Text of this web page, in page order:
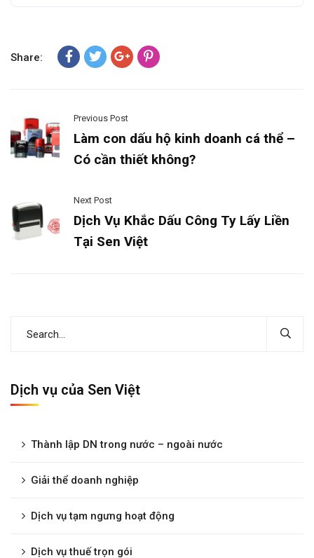
Share:
Previous Post
Làm con dấu hộ kinh doanh cá thể –
Có cần thiết không?
Next Post
Dịch Vụ Khắc Dấu Công Ty Lấy Liền
Tại Sen Việt
Dịch vụ của Sen Việt
Thành lập DN trong nước – ngoài nước
Giải thể doanh nghiệp
Dịch vụ tạm ngưng hoạt động
Dịch vụ thuế trọn gói